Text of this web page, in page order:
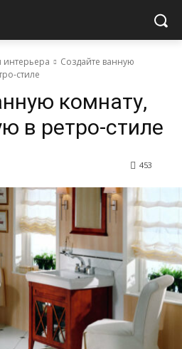
интерьера
Создайте ванную
стиле
комнату,
в ретро-стиле
453